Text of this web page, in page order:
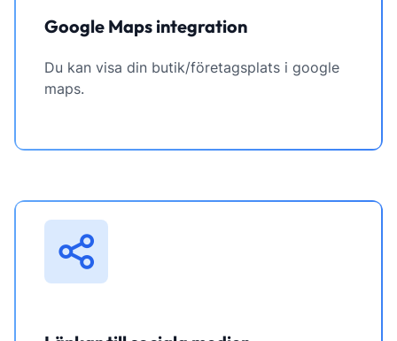
Google Maps integration
Du kan visa din butik/företagsplats i google
maps.